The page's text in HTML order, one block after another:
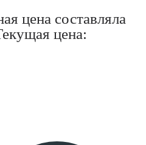
цена составляла
цена: